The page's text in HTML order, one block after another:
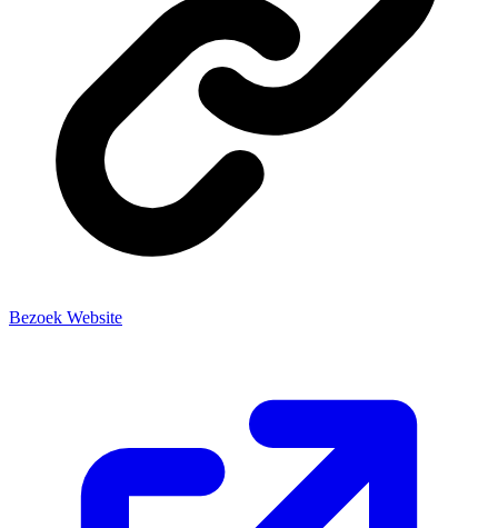
Bezoek Website